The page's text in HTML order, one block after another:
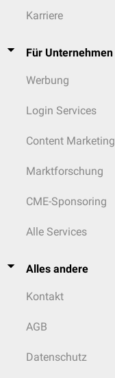
Karriere
Für Unternehmen
Werbung
Login Services
Content Marketing
Marktforschung
CME-Sponsoring
Alle Services
Alles andere
Kontakt
AGB
Datenschutz